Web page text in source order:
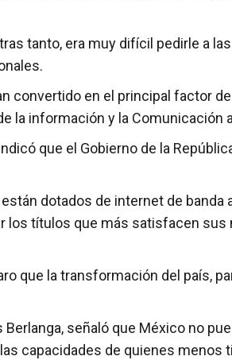
tanto, era muy difícil pedirle a
en el principal factor
la información y la Comunicación
que el Gobierno de la
dotados de internet de
títulos que más satisfacen
que la transformación del país,
señaló que México no
capacidades de quienes menos